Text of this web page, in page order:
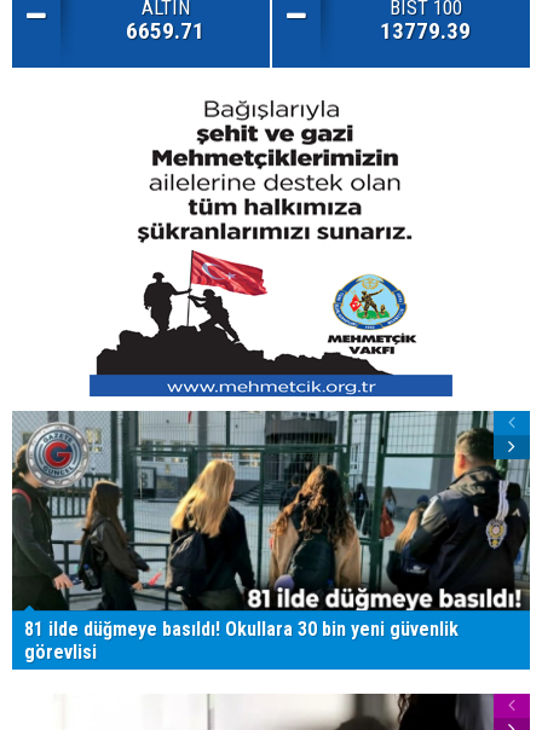
ALTIN
6659.71
BIST 100
13779.39
81 ilde düğmeye basıldı! Okullara 30 bin yeni güvenlik
görevlisi